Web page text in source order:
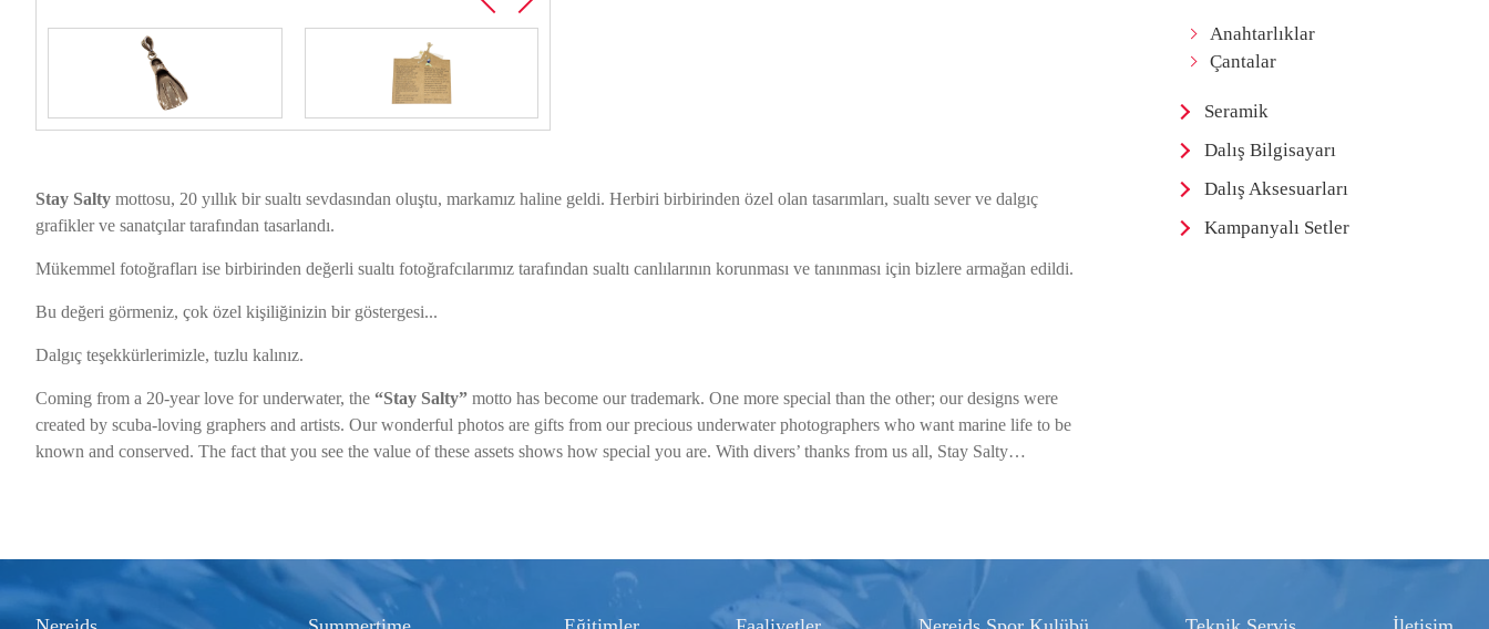
Stay Salty mottosu, 20 yıllık bir sualtı sevdasından oluştu, markamız haline geldi. Herbiri birbirinden özel olan tasarımları, sualtı sever ve dalgıç
grafikler ve sanatçılar tarafından tasarlandı.
Mükemmel fotoğrafları ise birbirinden değerli sualtı fotoğrafcılarımız tarafından sualtı canlılarının korunması ve tanınması için bizlere armağan edildi.
Bu değeri görmeniz, çok özel kişiliğinizin bir göstergesi...
Dalgıç teşekkürlerimizle, tuzlu kalınız.
Coming from a 20-year love for underwater, the “Stay Salty” motto has become our trademark. One more special than the other; our designs were
created by scuba-loving graphers and artists. Our wonderful photos are gifts from our precious underwater photographers who want marine life to be
known and conserved. The fact that you see the value of these assets shows how special you are. With divers’ thanks from us all, Stay Salty…
Anahtarlıklar
Çantalar
Seramik
Dalış Bilgisayarı
Dalış Aksesuarları
Kampanyalı Setler